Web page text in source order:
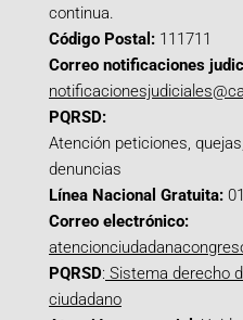
continua.
Código Postal: 111711
Correo notificaciones
PQRSD:
Atención peticiones,
denuncias
Línea Nacional Gratuita:
Correo electrónico:
PQRSD: Sistema derecho
ciudadano